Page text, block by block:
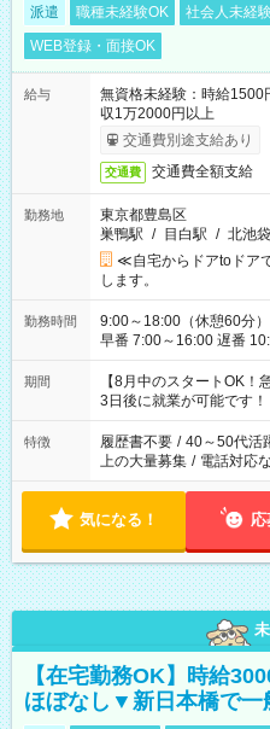
派遣 職種未経験OK 社会人未経
WEB登録・面接OK
給与
無資格未経験：時給
収1万2000円以上
交通費別途支給あり
交通費 交通費全額支給
勤務地
東京都豊島区
巣鴨駅 / 目白駅 / 北池
≪自宅からドアtoドア
します。
勤務時間
9:00～18:00（休憩60分） ■ご希望があれば下記シフトもOK！
早番 7:00～16:00 遅番
と休みを合わせたい」 「
「できれば残業はした
ね。 ※Wワーク希望の方へ 今ご覧のお仕事で希望する勤務時間
と、もう1つのお仕事の
合は応募できません。
期間
【8月中のスタートOK
3日後に就業が可能です！
特徴 履歴書不要 / 40～50代活
上の大量募集 / 電話対応
気になる！ 応
【在宅勤務OK】時給
ほぼなし▼新日本橋で一